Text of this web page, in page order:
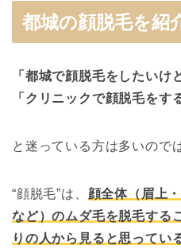
都城の顔脱毛を紹
「都城で顔脱毛をしたいけ
「クリニックで顔脱毛をす
と迷っている方は多いので
“顔脱毛”は、 顔全体（眉上
など）のムダ毛を脱毛する
りの人から見ると思ってい